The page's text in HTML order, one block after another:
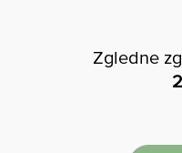
Zgledne